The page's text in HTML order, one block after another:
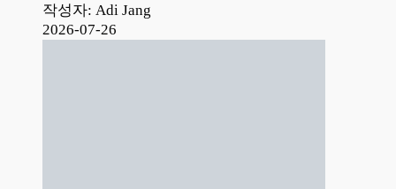
작성자: Adi Jang
2026-07-26